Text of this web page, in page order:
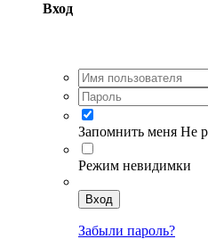
Вход
Запомнить меня Не
Режим невидимки
Вход
Забыли пароль?